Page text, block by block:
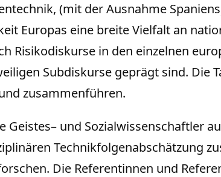
(mit der Ausnahme
Europas eine breite Vielfalt an
Risikodiskurse in den einzelnen
Subdiskurse geprägt sind. Die
zusammenführen.
Geistes– und Sozialwissenschaftler
Technikfolgenabschätzung
Die Referentinnen und